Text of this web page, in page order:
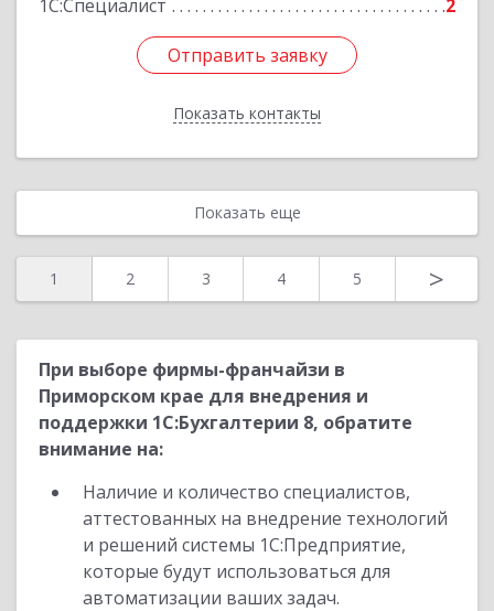
1С:Специалист
2
Отправить заявку
Показать контакты
Отправить заявку
Назад
Показать еще
1 2 3 4 5 >
При выборе фирмы-франчайзи в
Приморском крае для внедрения и
поддержки 1С:Бухгалтерии 8, обратите
внимание на:
Наличие и количество специалистов,
аттестованных на внедрение технологий
и решений системы 1С:Предприятие,
которые будут использоваться для
автоматизации ваших задач.